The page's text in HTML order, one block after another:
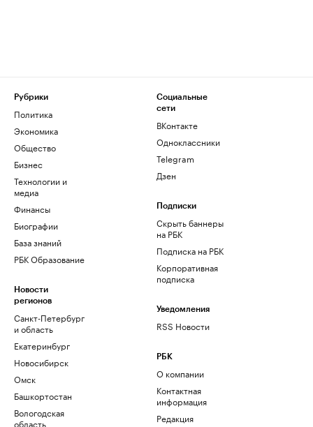
Рубрики
Политика
Экономика
Общество
Бизнес
Технологии и
медиа
Финансы
Биографии
База знаний
РБК Образование
Новости
регионов
Санкт-Петербург
и область
Екатеринбург
Новосибирск
Омск
Башкортостан
Вологодская
область
Социальные
сети
ВКонтакте
Одноклассники
Telegram
Дзен
Подписки
Скрыть баннеры
на РБК
Подписка на РБК
Корпоративная
подписка
Уведомления
RSS Новости
РБК
О компании
Контактная
информация
Редакция